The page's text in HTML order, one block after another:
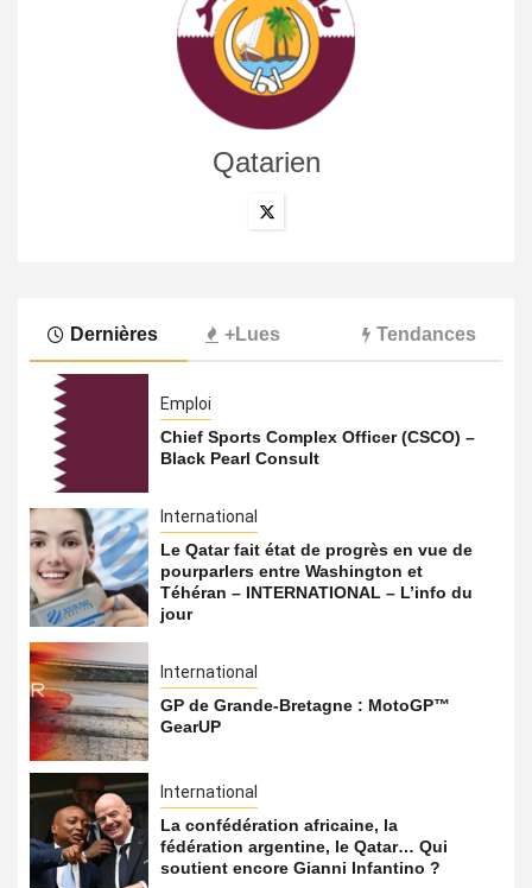
Qatarien
Dernières +Lues Tendances
Emploi
Chief Sports Complex Officer (CSCO) –
Black Pearl Consult
International
Le Qatar fait état de progrès en vue de
pourparlers entre Washington et
Téhéran – INTERNATIONAL – L’info du
jour
International
GP de Grande-Bretagne : MotoGP™
GearUP
International
La confédération africaine, la
fédération argentine, le Qatar… Qui
soutient encore Gianni Infantino ?